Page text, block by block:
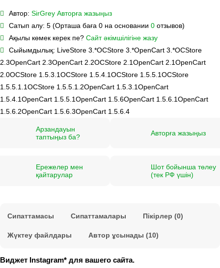
Автор: SirGrey Авторға жазыңыз
Сатып алу: 5 (Орташа баға 0 на основании 0 отзывов)
Ақылы көмек керек пе? Сайт әкімшілігіне жазу
Сыйымдылық: LiveStore 3.*OCStore 3.*OpenCart 3.*OCStore
2.3OpenCart 2.3OpenCart 2.2OCStore 2.1OpenCart 2.1OpenCart
2.0OCStore 1.5.3.1OCStore 1.5.4.1OCStore 1.5.5.1OCStore
1.5.5.1.1OCStore 1.5.5.1.2OpenCart 1.5.3.1OpenCart
1.5.4.1OpenCart 1.5.5.1OpenCart 1.5.6OpenCart 1.5.6.1OpenCart
1.5.6.2OpenCart 1.5.6.3OpenCart 1.5.6.4
Арзандауын
таптыңыз ба?
Авторға жазыңыз
Ережелер мен
қайтарулар
Шот бойынша төлеу
(тек РФ үшін)
Сипаттамасы Сипаттамалары Пікірлер (0)
Жүктеу файлдары Автор ұсынады (10)
Виджет Instagram* для вашего сайта.